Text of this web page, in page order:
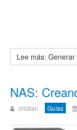
Lee más:
NAS:
cristian Guías